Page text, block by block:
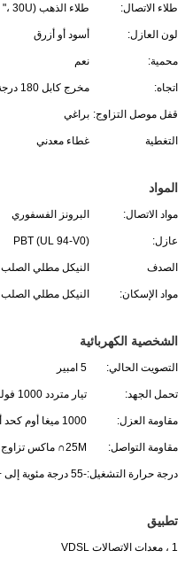
طلاء الاتصال: طلاء الذهب (1U "، 3U" ، 5U "، 10U" ، 15U "، 30U")
لون العازل: أسود أو أزرق
محمية: نعم
اتجاه: مخرج كابل 180 درجة
قفل موصل التزاوج: براغي
التغطية غطاء معدني
المواد
مواد الاتصال: البرونز الفسفوري
عازل: PBT (UL 94-V0)
الصدف النيكل مطلي الصلب
مواد الإسكان: النيكل مطلي الصلب
الشخصية الكهربائية
التصويت الحالي: 5 امبير
تحمل الجهد: تيار متردد 1000 فولت جذر متوسط ​​التربيع
مقاومة العزل: 1000 ميغا أوم كحد أدنى عند تيار مستمر 500 فولت
مقاومة التواصل: 25M∩ ماكس تزاوج
درجة حرارة التشغيل:-55 درجة مئوية إلى + 105 درجة مئوية
تطبيق
1 ، معدات الاتصالات VDSL